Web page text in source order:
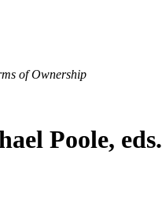
of Ownership
Poole, eds.